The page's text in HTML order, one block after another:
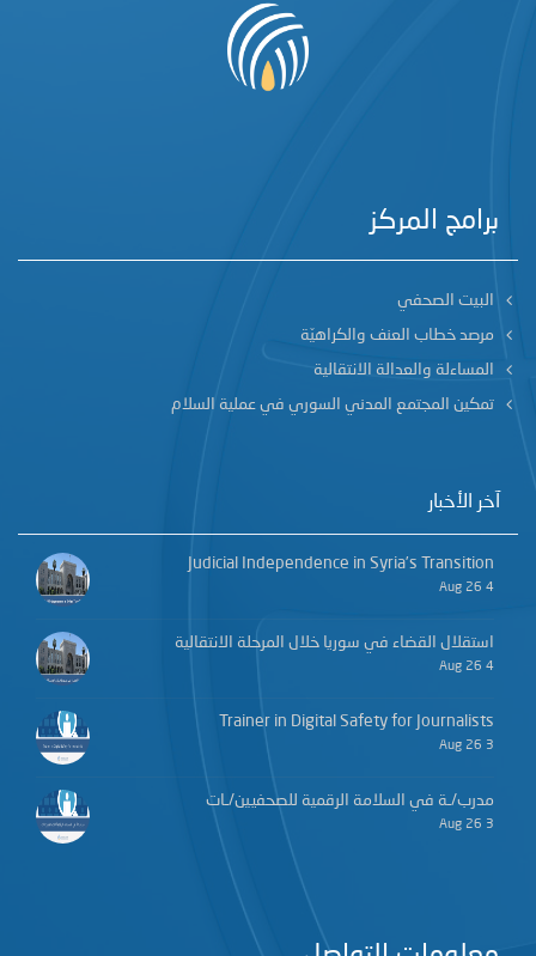
برامج المركز
البيت الصحفي
مرصد خطاب العنف والكراهيّة
المساءلة والعدالة الانتقالية
تمكين المجتمع المدني السوري في عملية السلام
آخر الأخبار
Judicial Independence in Syria’s Transition
4 Aug 26
استقلال القضاء في سوريا خلال المرحلة الانتقالية
4 Aug 26
Trainer in Digital Safety for Journalists
3 Aug 26
مدرب/ـة في السلامة الرقمية للصحفيين/ـات
3 Aug 26